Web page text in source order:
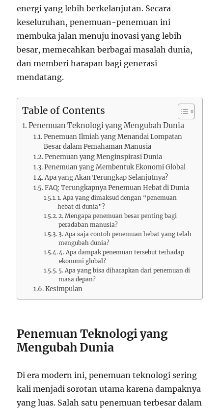
energi yang lebih berkelanjutan. Secara
keseluruhan, penemuan-penemuan ini
membuka jalan menuju inovasi yang lebih
besar, memecahkan berbagai masalah dunia,
dan memberi harapan bagi generasi
mendatang.
Table of Contents
Penemuan Teknologi yang Mengubah Dunia
Penemuan Ilmiah yang Menandai Lompatan
Besar dalam Pemahaman Manusia
Penemuan yang Menginspirasi Dunia
Penemuan yang Membentuk Ekonomi Global
Apa yang Akan Terungkap Selanjutnya?
FAQ: Terungkapnya Penemuan Hebat di Dunia
1. Apa yang dimaksud dengan “penemuan
hebat di dunia”?
2. Mengapa penemuan besar penting bagi
peradaban manusia?
3. Apa saja contoh penemuan hebat yang telah
mengubah dunia?
4. Apa dampak penemuan tersebut terhadap
ekonomi global?
5. Apa yang bisa diharapkan dari penemuan di
masa depan?
Kesimpulan
Penemuan Teknologi yang
Mengubah Dunia
Di era modern ini, penemuan teknologi sering
kali menjadi sorotan utama karena dampaknya
yang luas. Salah satu penemuan terbesar dalam